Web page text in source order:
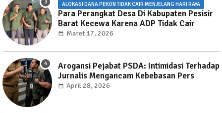
ALOKASI DANA PEKON TIDAK CAIR MENJELANG HARI RAYA
Para Perangkat Desa Di Kabupaten Pesisir
Barat Kecewa Karena ADP Tidak Cair
Maret 17, 2026
Arogansi Pejabat PSDA: Intimidasi Terhadap
Jurnalis Mengancam Kebebasan Pers
April 28, 2026